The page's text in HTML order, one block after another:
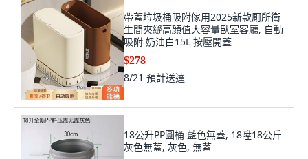
帶蓋垃圾桶吸附傢用2025新款厠所衛
生間夾縫高顔值大容量臥室客廳, 自動
吸附 奶油白15L 按壓開蓋
$278
8/21 預計送達
18公升PP圓桶 藍色無蓋, 18陞18公斤
灰色無蓋, 灰色, 無蓋